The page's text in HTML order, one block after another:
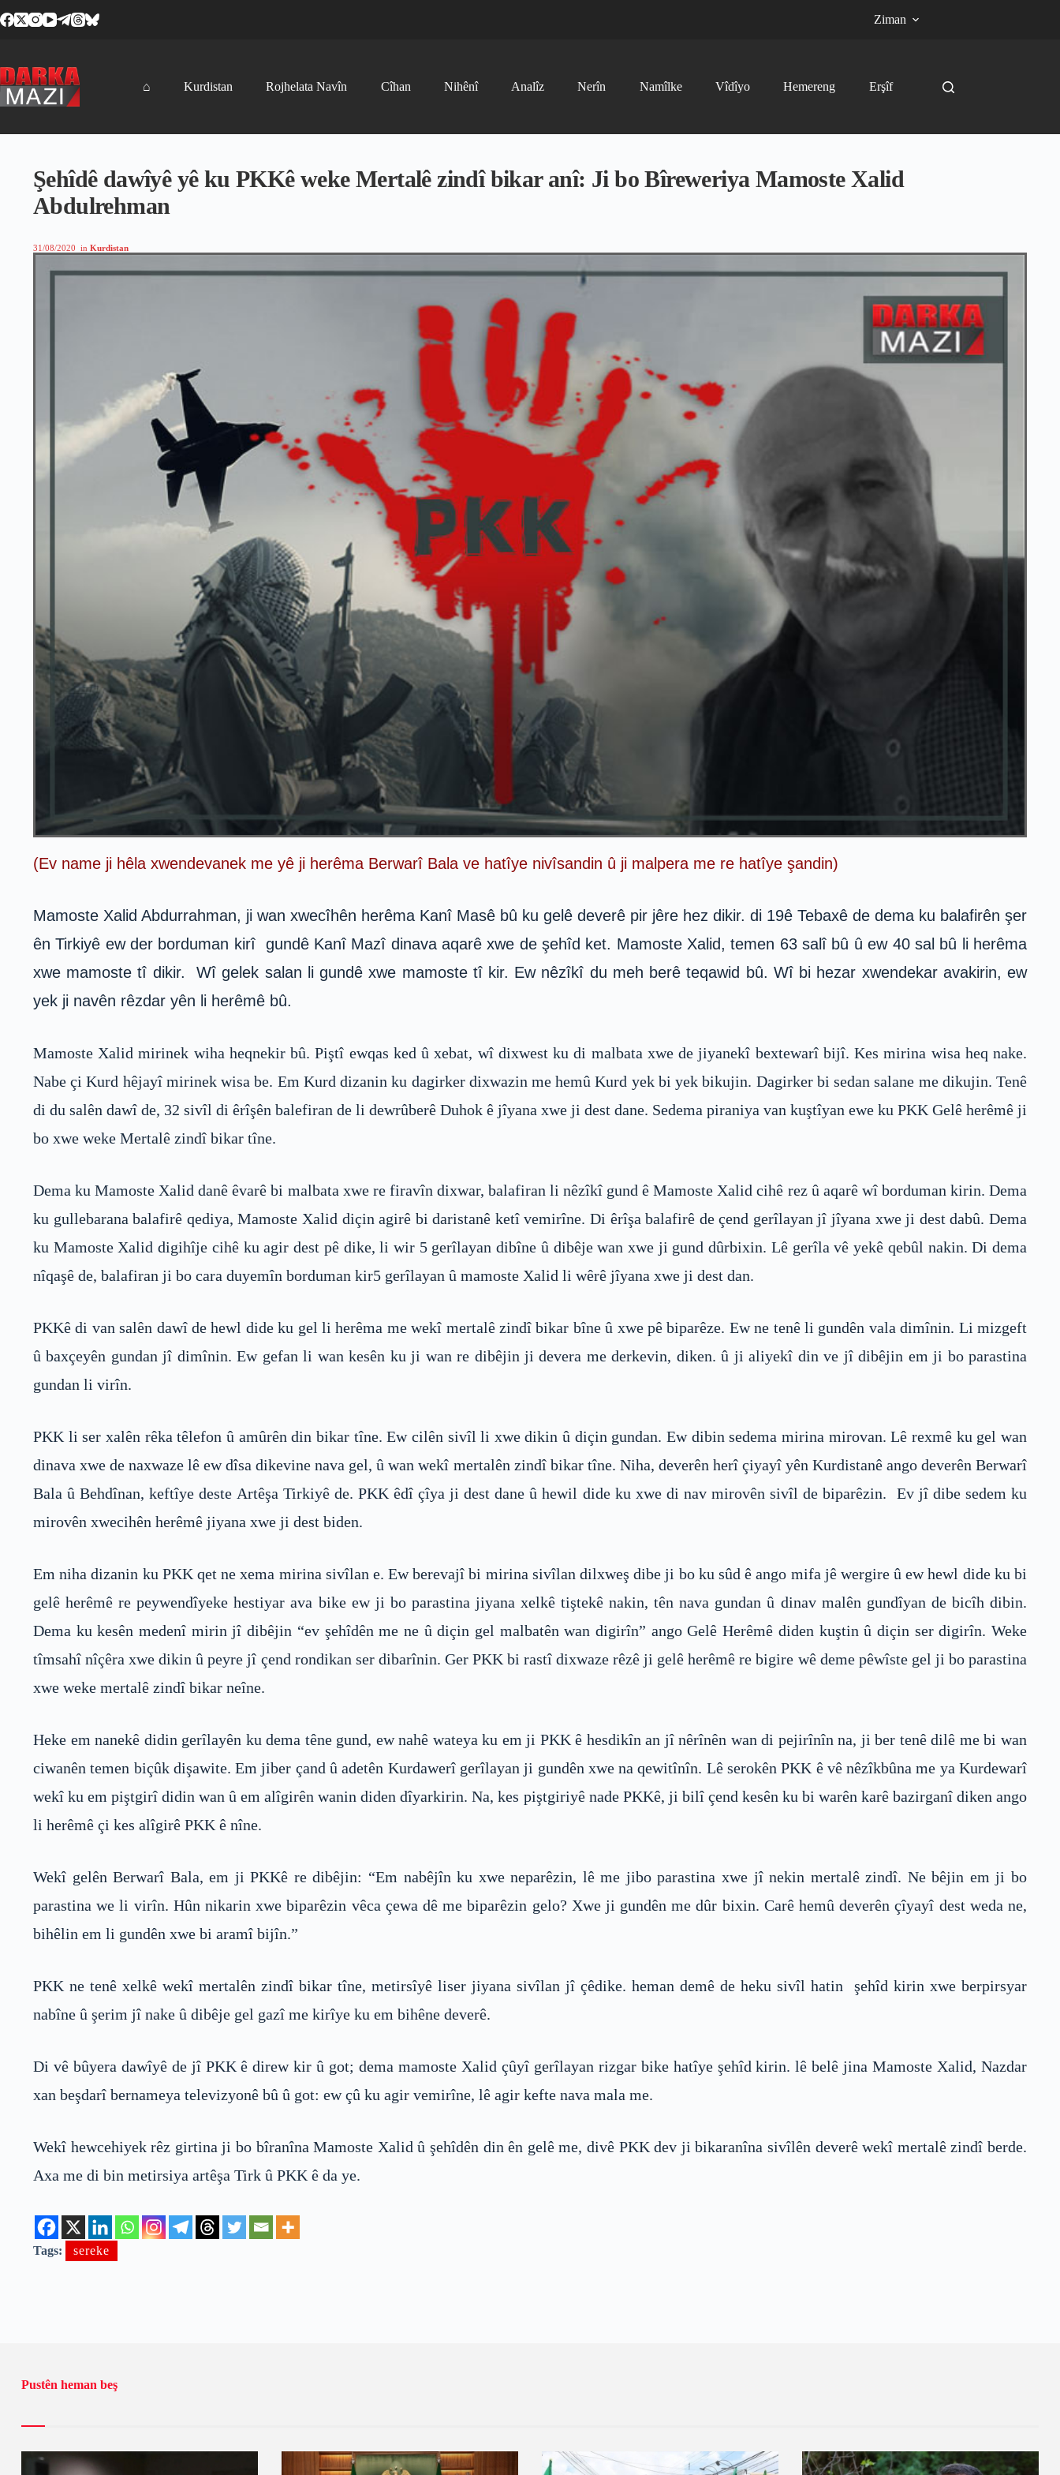
to
Ziman
⌂ Kurdistan Rojhelata Navîn Cîhan Nihênî Analîz Nerîn Namîlke Vîdîyo Hemereng Erşîf
Şehîdê dawîyê yê ku PKKê weke Mertalê zindî bikar anî: Ji bo Bîreweriya Mamoste Xalid
Abdulrehman
31/08/2020 in Kurdistan
(Ev name ji hêla xwendevanek me yê ji herêma Berwarî Bala ve hatîye nivîsandin û ji malpera me re hatîye şandin)
Mamoste Xalid Abdurrahman, ji wan xwecîhên herêma Kanî Masê bû ku gelê deverê pir jêre hez dikir. di 19ê Tebaxê de dema ku balafirên şer
ên Tirkiyê ew der borduman kirî gundê Kanî Mazî dinava aqarê xwe de şehîd ket. Mamoste Xalid, temen 63 salî bû û ew 40 sal bû li herêma
xwe mamoste tî dikir. Wî gelek salan li gundê xwe mamoste tî kir. Ew nêzîkî du meh berê teqawid bû. Wî bi hezar xwendekar avakirin, ew
yek ji navên rêzdar yên li herêmê bû.
Mamoste Xalid mirinek wiha heqnekir bû. Piştî ewqas ked û xebat, wî dixwest ku di malbata xwe de jiyanekî bextewarî bijî. Kes mirina wisa heq nake.
Nabe çi Kurd hêjayî mirinek wisa be. Em Kurd dizanin ku dagirker dixwazin me hemû Kurd yek bi yek bikujin. Dagirker bi sedan salane me dikujin. Tenê
di du salên dawî de, 32 sivîl di êrîşên balefiran de li dewrûberê Duhok ê jîyana xwe ji dest dane. Sedema piraniya van kuştîyan ewe ku PKK Gelê herêmê ji
bo xwe weke Mertalê zindî bikar tîne.
Dema ku Mamoste Xalid danê êvarê bi malbata xwe re firavîn dixwar, balafiran li nêzîkî gund ê Mamoste Xalid cihê rez û aqarê wî borduman kirin. Dema
ku gullebarana balafirê qediya, Mamoste Xalid diçin agirê bi daristanê ketî vemirîne. Di êrîşa balafirê de çend gerîlayan jî jîyana xwe ji dest dabû. Dema
ku Mamoste Xalid digihîje cihê ku agir dest pê dike, li wir 5 gerîlayan dibîne û dibêje wan xwe ji gund dûrbixin. Lê gerîla vê yekê qebûl nakin. Di dema
nîqaşê de, balafiran ji bo cara duyemîn borduman kir5 gerîlayan û mamoste Xalid li wêrê jîyana xwe ji dest dan.
PKKê di van salên dawî de hewl dide ku gel li herêma me wekî mertalê zindî bikar bîne û xwe pê biparêze. Ew ne tenê li gundên vala dimînin. Li mizgeft
û baxçeyên gundan jî dimînin. Ew gefan li wan kesên ku ji wan re dibêjin ji devera me derkevin, diken. û ji aliyekî din ve jî dibêjin em ji bo parastina
gundan li virîn.
PKK li ser xalên rêka têlefon û amûrên din bikar tîne. Ew cilên sivîl li xwe dikin û diçin gundan. Ew dibin sedema mirina mirovan. Lê rexmê ku gel wan
dinava xwe de naxwaze lê ew dîsa dikevine nava gel, û wan wekî mertalên zindî bikar tîne. Niha, deverên herî çiyayî yên Kurdistanê ango deverên Berwarî
Bala û Behdînan, keftîye deste Artêşa Tirkiyê de. PKK êdî çîya ji dest dane û hewil dide ku xwe di nav mirovên sivîl de biparêzin. Ev jî dibe sedem ku
mirovên xwecihên herêmê jiyana xwe ji dest biden.
Em niha dizanin ku PKK qet ne xema mirina sivîlan e. Ew berevajî bi mirina sivîlan dilxweş dibe ji bo ku sûd ê ango mifa jê wergire û ew hewl dide ku bi
gelê herêmê re peywendîyeke hestiyar ava bike ew ji bo parastina jiyana xelkê tiştekê nakin, tên nava gundan û dinav malên gundîyan de bicîh dibin.
Dema ku kesên medenî mirin jî dibêjin “ev şehîdên me ne û diçin gel malbatên wan digirîn” ango Gelê Herêmê diden kuştin û diçin ser digirîn. Weke
tîmsahî nîçêra xwe dikin û peyre jî çend rondikan ser dibarînin. Ger PKK bi rastî dixwaze rêzê ji gelê herêmê re bigire wê deme pêwîste gel ji bo parastina
xwe weke mertalê zindî bikar neîne.
Heke em nanekê didin gerîlayên ku dema têne gund, ew nahê wateya ku em ji PKK ê hesdikîn an jî nêrînên wan di pejirînîn na, ji ber tenê dilê me bi wan
ciwanên temen biçûk dişawite. Em jiber çand û adetên Kurdawerî gerîlayan ji gundên xwe na qewitînîn. Lê serokên PKK ê vê nêzîkbûna me ya Kurdewarî
wekî ku em piştgirî didin wan û em alîgirên wanin diden dîyarkirin. Na, kes piştgiriyê nade PKKê, ji bilî çend kesên ku bi warên karê bazirganî diken ango
li herêmê çi kes alîgirê PKK ê nîne.
Wekî gelên Berwarî Bala, em ji PKKê re dibêjin: “Em nabêjîn ku xwe neparêzin, lê me jibo parastina xwe jî nekin mertalê zindî. Ne bêjin em ji bo
parastina we li virîn. Hûn nikarin xwe biparêzin vêca çewa dê me biparêzin gelo? Xwe ji gundên me dûr bixin. Carê hemû deverên çîyayî dest weda ne,
bihêlin em li gundên xwe bi aramî bijîn.”
PKK ne tenê xelkê wekî mertalên zindî bikar tîne, metirsîyê liser jiyana sivîlan jî çêdike. heman demê de heku sivîl hatin şehîd kirin xwe berpirsyar
nabîne û şerim jî nake û dibêje gel gazî me kirîye ku em bihêne deverê.
Di vê bûyera dawîyê de jî PKK ê direw kir û got; dema mamoste Xalid çûyî gerîlayan rizgar bike hatîye şehîd kirin. lê belê jina Mamoste Xalid, Nazdar
xan beşdarî bernameya televizyonê bû û got: ew çû ku agir vemirîne, lê agir kefte nava mala me.
Wekî hewcehiyek rêz girtina ji bo bîranîna Mamoste Xalid û şehîdên din ên gelê me, divê PKK dev ji bikaranîna sivîlên deverê wekî mertalê zindî berde.
Axa me di bin metirsiya artêşa Tirk û PKK ê da ye.
Tags: sereke
Pustên heman beş